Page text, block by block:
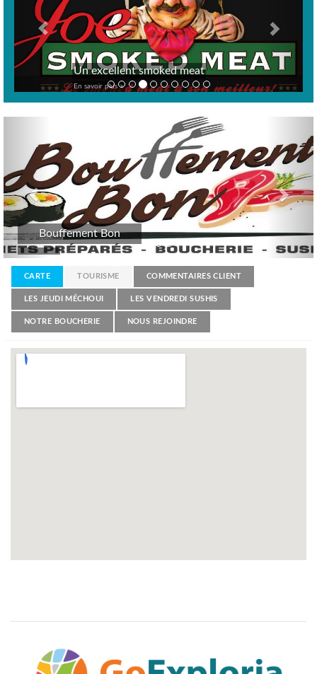
Un excellent smoked meat
En savoir plus >
Bouffement Bon
CARTE TOURISME COMMENTAIRES CLIENT
LES JEUDI MÉCHOUI LES VENDREDI SUSHIS
NOTRE BOUCHERIE NOUS REJOINDRE